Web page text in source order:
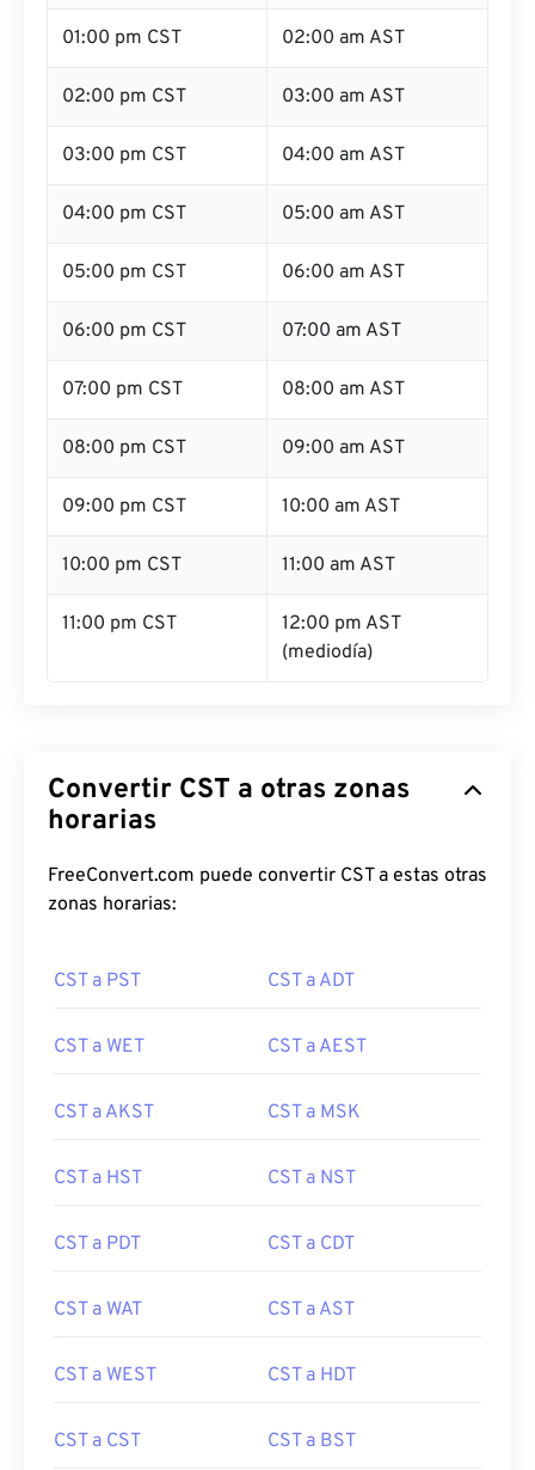
01:00 pm CST 02:00 am AST
02:00 pm CST 03:00 am AST
03:00 pm CST 04:00 am AST
04:00 pm CST 05:00 am AST
05:00 pm CST 06:00 am AST
06:00 pm CST 07:00 am AST
07:00 pm CST 08:00 am AST
08:00 pm CST 09:00 am AST
09:00 pm CST 10:00 am AST
10:00 pm CST 11:00 am AST
11:00 pm CST
12:00 pm AST
(mediodía)
Convertir CST a otras zonas
horarias
FreeConvert.com puede convertir CST a estas otras
zonas horarias:
CST a PST CST a ADT
CST a WET CST a AEST
CST a AKST CST a MSK
CST a HST CST a NST
CST a PDT CST a CDT
CST a WAT CST a AST
CST a WEST CST a HDT
CST a CST CST a BST